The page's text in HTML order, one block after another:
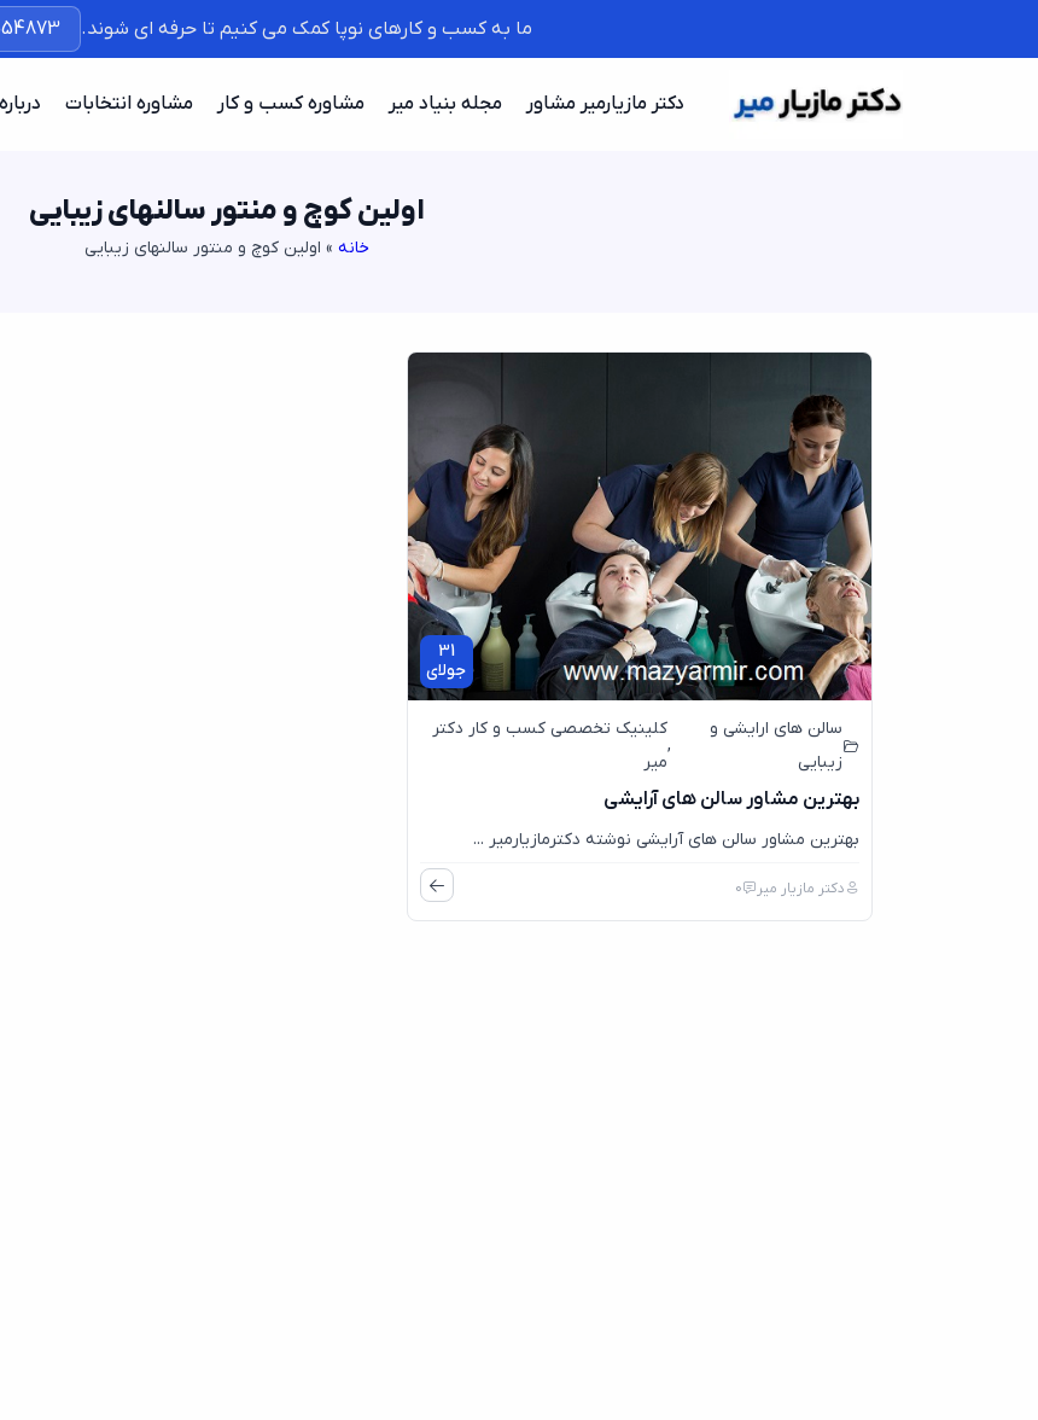
ما به کسب و کارهای نوپا کمک می کنیم تا حرفه ای شوند.
دکتر مازیارمیر مشاور مجله بنیاد میر مشاوره کسب و کار مشاوره انتخابات
اولین کوچ و منتور سالنهای زیبایی
خانه » اولین کوچ و منتور سالنهای زیبایی
31
جولای
سالن های ارایشی و
زیبایی
,
کلینیک تخصصی کسب و کار دکتر
میر
بهترین مشاور سالن های آرایشی
بهترین مشاور سالن های آرایشی نوشته دکترمازیارمیر ...
دکتر مازیار میر 0